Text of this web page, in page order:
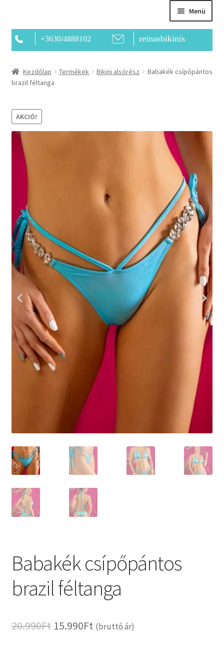
Menü
Bemutatkozás
Kapcsolat
Termékek
Kosár
+3630/4888102 reinasbikinis
Kezdőlap Termékek Bikini alsórész
Babakék csípőpántos
brazil féltanga
AKCIÓ!
Babakék csípőpántos
brazil féltanga
20.990Ft Original
15.990FtCurrent
(bruttó ár)